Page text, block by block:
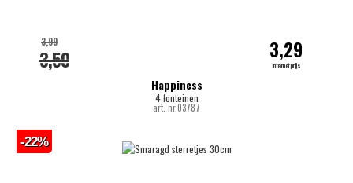
Happiness
4 fonteinen
art. nr.03787
3,50
3,99 3,29
internetprijs
-22%